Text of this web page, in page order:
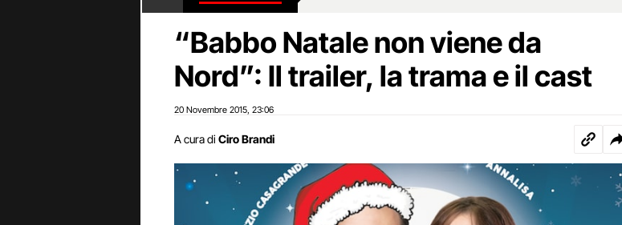
“Babbo Natale non viene da
Nord”: Il trailer, la trama e il cast
20 Novembre 2015 23:06
A cura di Ciro Brandi